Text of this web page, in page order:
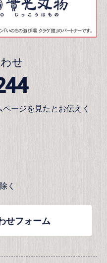
せ
ージを見たとお伝えく
く
せフォーム